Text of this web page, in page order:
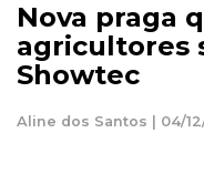
Nova praga
agricultores
Showtec
Aline dos Santos | 04/12/